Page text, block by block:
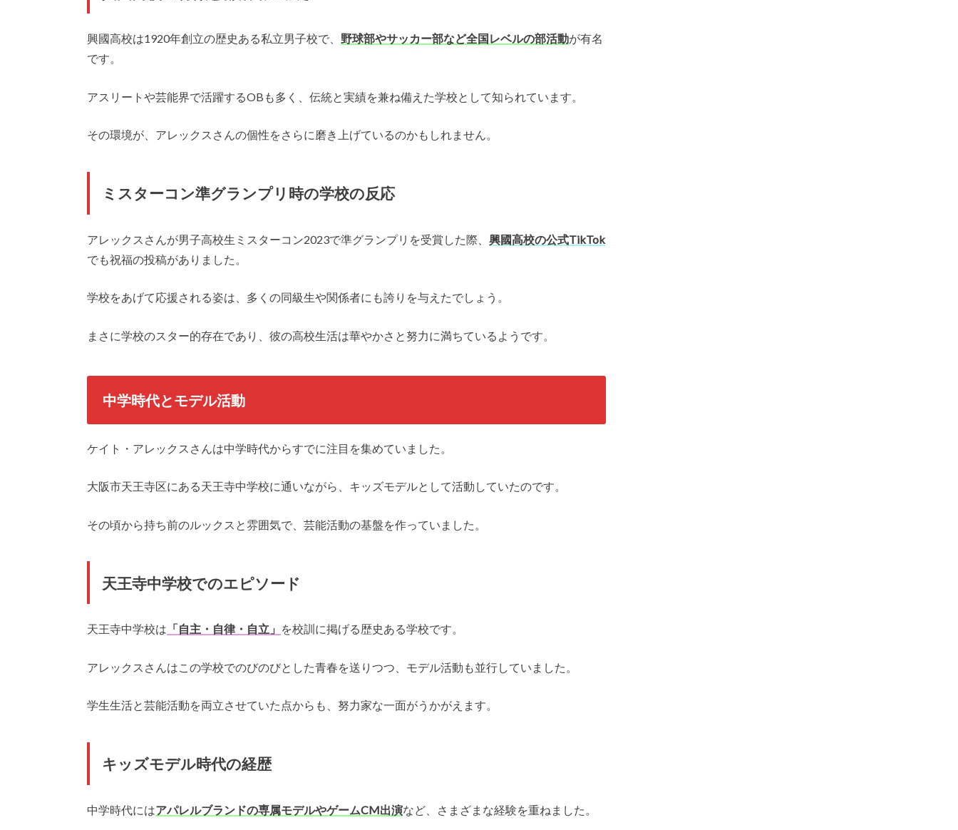
興國高校は1920年創立の歴史ある私立男子校で、 野球部やサッカー部など全国レベルの部活動が有名
です。
アスリートや芸能界で活躍するOBも多く、伝統と実績を兼ね備えた学校として知られています。
その環境が、アレックスさんの個性をさらに磨き上げているのかもしれません。
ミスターコン準グランプリ時の学校の反応
アレックスさんが男子高校生ミスターコン2023で準グランプリを受賞した際、 興國高校の公式TikTok
でも祝福の投稿がありました。
学校をあげて応援される姿は、多くの同級生や関係者にも誇りを与えたでしょう。
まさに学校のスター的存在であり、彼の高校生活は華やかさと努力に満ちているようです。
中学時代とモデル活動
ケイト・アレックスさんは中学時代からすでに注目を集めていました。
大阪市天王寺区にある天王寺中学校に通いながら、キッズモデルとして活動していたのです。
その頃から持ち前のルックスと雰囲気で、芸能活動の基盤を作っていました。
天王寺中学校でのエピソード
天王寺中学校は 「自主・自律・自立」 を校訓に掲げる歴史ある学校です。
アレックスさんはこの学校でのびのびとした青春を送りつつ、モデル活動も並行していました。
学生生活と芸能活動を両立させていた点からも、努力家な一面がうかがえます。
キッズモデル時代の経歴
中学時代にはアパレルブランドの専属モデルやゲームCM出演など、さまざまな経験を重ねました。